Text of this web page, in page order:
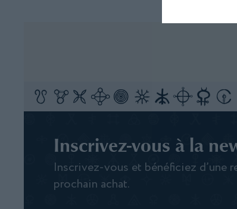
Inscrivez-vous à la
Inscrivez-vous et bénéficiez d’une
prochain achat.